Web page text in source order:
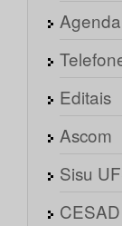
Editais
Ascom
Sisu
CESAD